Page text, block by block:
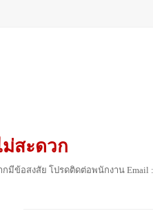
สะดวก
ข้อสงสัย โปรดติดต่อพนักงาน Email :